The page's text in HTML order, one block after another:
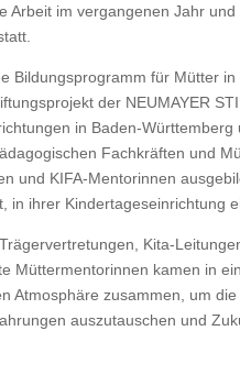
Arbeit im vergangenen Jahr
Bildungsprogramm für Mütter
der NEUMAYER
in Baden-
Fachkräften und
und KIFA-Mentorinnen
in ihrer Kindertageseinrichtung
Kita-
Müttermentorinnen kamen in
Atmosphäre zusammen, um
auszutauschen und